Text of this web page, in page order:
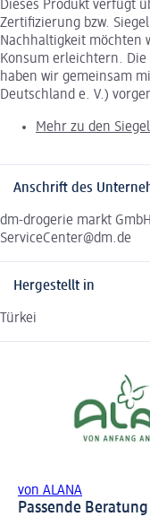
Dieses Produkt verfügt
Zertifizierung bzw.
Nachhaltigkeit möchten
Konsum erleichtern.
haben wir gemeinsam
Deutschland e. V.)
Mehr zu den
Anschrift des
dm-drogerie markt
ServiceCenter@dm.de
Hergestellt in
Türkei
von ALANA
Passende Beratung